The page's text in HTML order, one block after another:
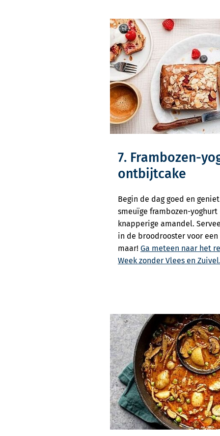
7. Frambozen-
ontbijtcake
Begin de dag goed en
smeuïge frambozen-
knapperige amandel.
in de broodrooster voor
maar! Ga meteen naar het
Week zonder Vlees en